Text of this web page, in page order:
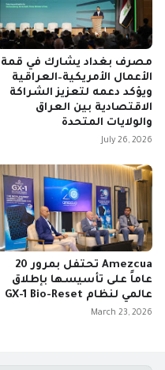
مصرف بغداد يشارك في قمة
الأعمال الأمريكية–العراقية
ويؤكد دعمه لتعزيز الشراكة
الاقتصادية بين العراق
والولايات المتحدة
July 26, 2026
Amezcua تحتفل بمرور 20
عاماً على تأسيسها بإطلاق
عالمي لنظام GX-1 Bio-Reset
March 23, 2026